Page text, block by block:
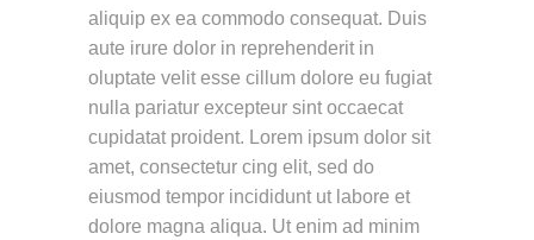
aliquip ex ea commodo consequat. Duis
aute irure dolor in reprehenderit in
oluptate velit esse cillum dolore eu fugiat
nulla pariatur excepteur sint occaecat
cupidatat proident. Lorem ipsum dolor sit
amet, consectetur cing elit, sed do
eiusmod tempor incididunt ut labore et
dolore magna aliqua. Ut enim ad minim